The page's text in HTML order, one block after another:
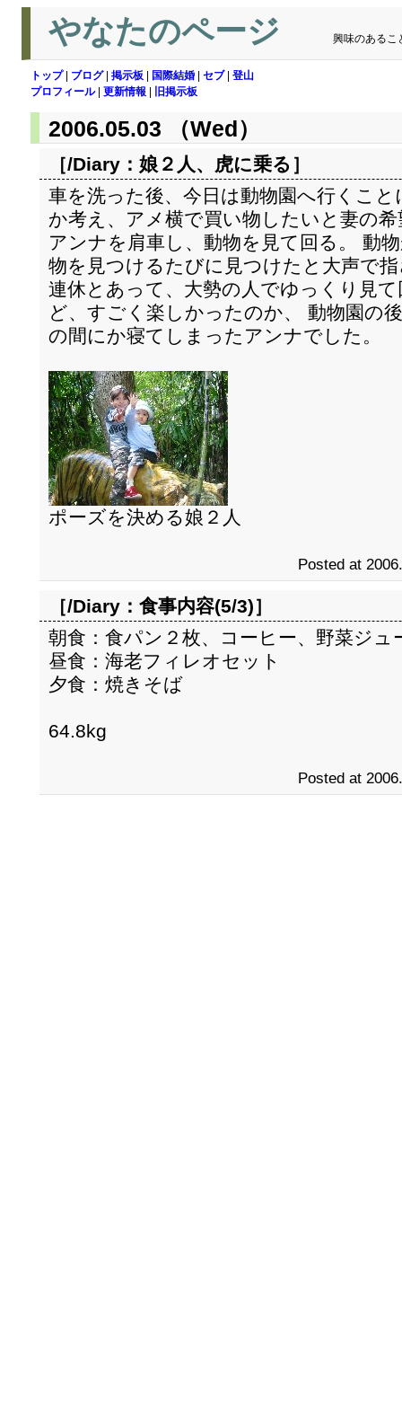
やなたのページ 興味のあるこ
トップ| ブログ| 掲示板 国際結婚 セブ| 登山
プロフィール| 更新情報 旧掲示板
2006.05.03 （Wed）
［/Diary： 娘２人、虎に乗る ］
車を洗った後、今日は動物園へ行くこ
か考え、アメ横で買い物したいと妻の
アンナを肩車し、動物を見て回る。 動
物を見つけるたびに見つけたと大声で
連休とあって、大勢の人でゆっくり見
ど、すごく楽しかったのか、 動物園の
の間にか寝てしまったアンナでした。
ポーズを決める娘２人
Posted at
［/Diary： 食事内容(5/3)］
朝食：食パン２枚、コーヒー、野菜ジュ
昼食：海老フィレオセット
夕食：焼きそば
64.8kg
Posted at